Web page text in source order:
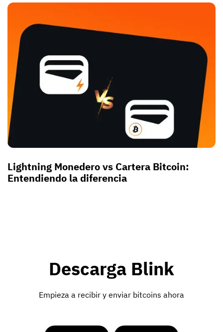
Lightning Monedero vs Cartera Bitcoin:
Entendiendo la diferencia
Descarga Blink
Empieza a recibir y enviar bitcoins ahora